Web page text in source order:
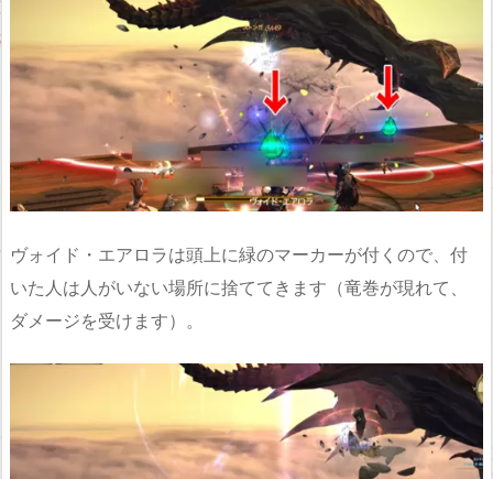
ヴォイド・エアロラは頭上に緑のマーカーが付くので、付
いた人は人がいない場所に捨ててきます（竜巻が現れて、
ダメージを受けます）。